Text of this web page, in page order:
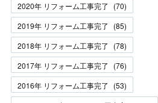
2020年 リフォーム工事完了
(70)
2019年 リフォーム工事完了
(85)
2018年 リフォーム工事完了
(78)
2017年 リフォーム工事完了
(76)
2016年 リフォーム工事完了
(53)